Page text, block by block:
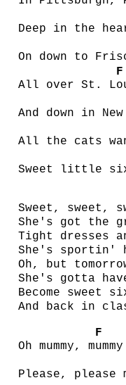
Deep in the
On down to
All over St. L
F
And down in
All the cats
Sweet little
Sweet, sweet,
She's got the
Tight dresses
She's sportin'
Oh, but
She's gotta
Become sweet
And back in
Oh mummy, m
F
ummy
Please, please